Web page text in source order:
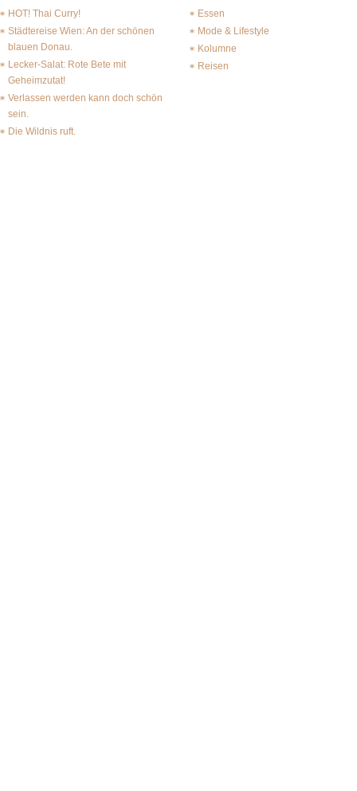
HOT! Thai Curry!
Städtereise Wien: An der schönen
blauen Donau.
Lecker-Salat: Rote Bete mit
Geheimzutat!
Verlassen werden kann doch schön
sein.
Die Wildnis ruft.
Essen
Mode & Lifestyle
Kolumne
Reisen